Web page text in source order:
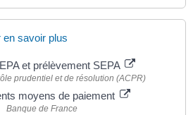
en savoir plus
et prélèvement SEPA
prudentiel et de résolution (ACPR)
moyens de paiement
Banque de France